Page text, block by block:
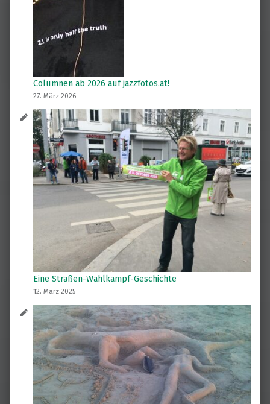
Columnen ab 2026 auf jazzfotos.at!
27. März 2026
Eine Straßen-Wahlkampf-Geschichte
12. März 2025